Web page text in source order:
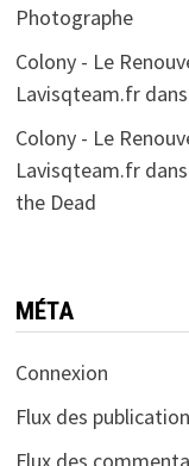
Photographe
Colony - Le
Lavisqteam.frdans
Colony - Le
Lavisqteam.frdans
the Dead
MÉTA
Connexion
Flux des
Flux des